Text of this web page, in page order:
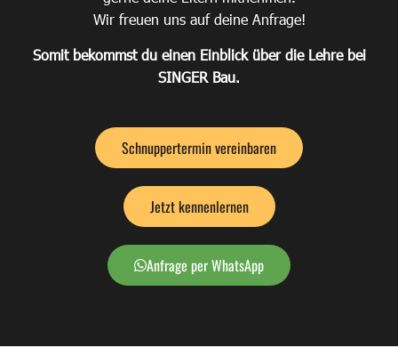
Wir freuen uns auf deine Anfrage!
Somit bekommst du einen Einblick über die Lehre bei
SINGER Bau.
Schnuppertermin vereinbaren
Jetzt kennenlernen
Anfrage per WhatsApp